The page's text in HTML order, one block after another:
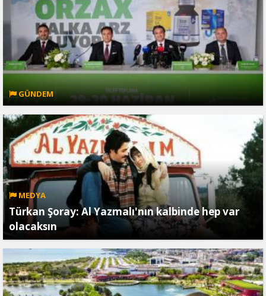
GÜNDEM
MEDYA
Türkan Şoray: Al Yazmalı'nın kalbinde hep var
olacaksın